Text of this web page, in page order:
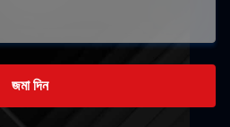
জমা দিন